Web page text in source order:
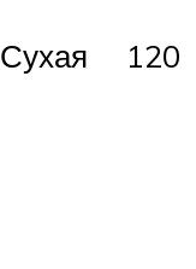
Сухая 120